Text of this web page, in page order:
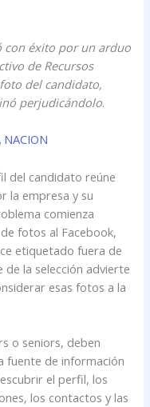
con éxito por un arduo
de Recursos
del candidato,
perjudicándolo.
NACION
del candidato reúne
la empresa y su
comienza
fotos al Facebook,
etiquetado fuera de
de la selección advierte
esas fotos a la
o seniors, deben
fuente de información
el perfil, los
los contactos y las